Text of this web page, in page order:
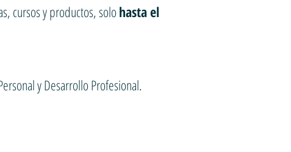
cursos y productos, solohasta el
y Desarrollo Profesional.⁣⁣⁣